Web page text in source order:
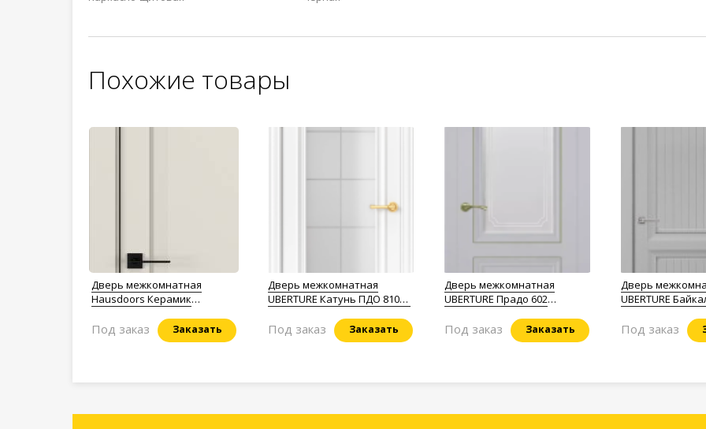
Похожие товары
Дверь межкомнатная
Hausdoors Керамик
Заказать
Под заказ
Дверь межкомнатная
UBERTURE Катунь ПДО 81001
Заказать
Под заказ
Дверь межкомнатная
UBERTURE Прадо 602
Заказать
Под заказ
Дверь
UBERTURE
Под заказ